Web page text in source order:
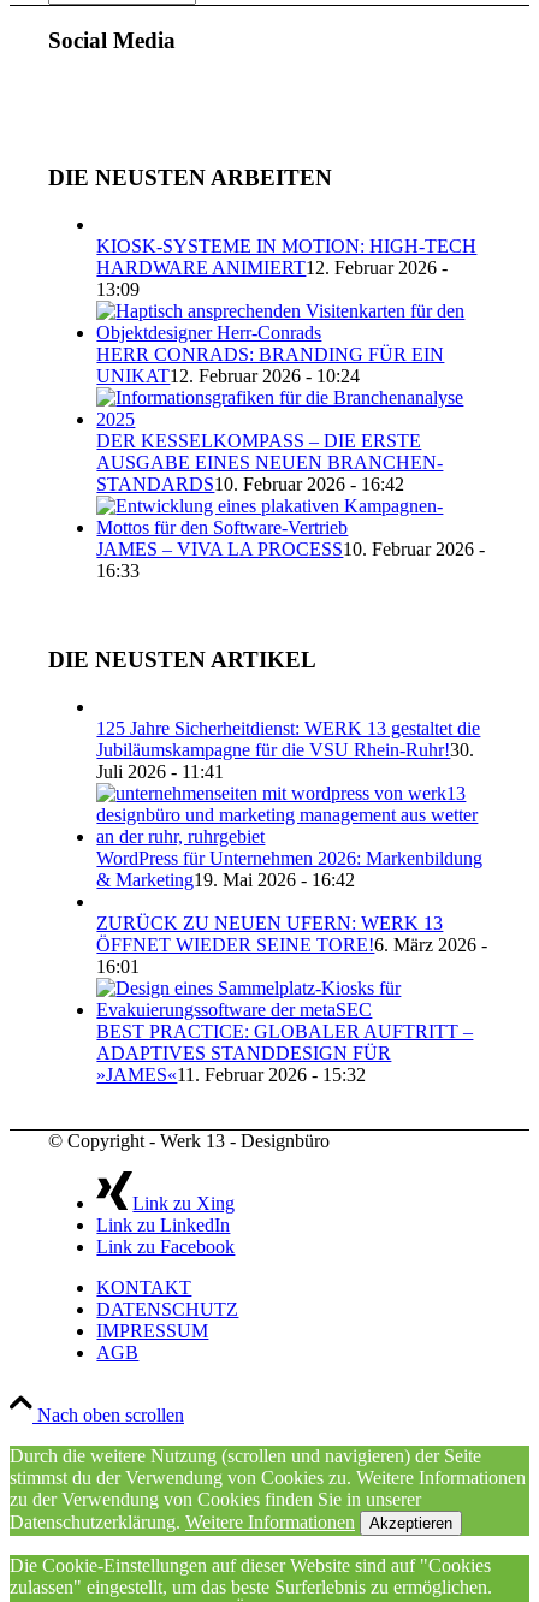
UNSEREM
ARCHIV
Social Media
DIE NEUSTEN ARBEITEN
KIOSK-SYSTEME IN MOTION: HIGH-TECH
HARDWARE ANIMIERT12. Februar 2026 -
13:09
HERR CONRADS: BRANDING FÜR EIN
UNIKAT12. Februar 2026 - 10:24
DER KESSELKOMPASS – DIE ERSTE
AUSGABE EINES NEUEN BRANCHEN-
STANDARDS10. Februar 2026 - 16:42
JAMES – VIVA LA PROCESS10. Februar 2026 -
16:33
DIE NEUSTEN ARTIKEL
125 Jahre Sicherheitdienst: WERK 13 gestaltet die
Jubiläumskampagne für die VSU Rhein-Ruhr!30.
Juli 2026 - 11:41
WordPress für Unternehmen 2026: Markenbildung
& Marketing19. Mai 2026 - 16:42
ZURÜCK ZU NEUEN UFERN: WERK 13
ÖFFNET WIEDER SEINE TORE!6. März 2026 -
16:01
BEST PRACTICE: GLOBALER AUFTRITT –
ADAPTIVES STANDDESIGN FÜR
»JAMES«11. Februar 2026 - 15:32
© Copyright - Werk 13 - Designbüro
Link zu Xing
Link zu LinkedIn
Link zu Facebook
KONTAKT
DATENSCHUTZ
IMPRESSUM
AGB
Nach oben scrollen
Durch die weitere Nutzung (scrollen und navigieren) der Seite
stimmst du der Verwendung von Cookies zu. Weitere Informationen
zu der Verwendung von Cookies finden Sie in unserer
Datenschutzerklärung. Weitere Informationen Akzeptieren
Die Cookie-Einstellungen auf dieser Website sind auf "Cookies
zulassen" eingestellt, um das beste Surferlebnis zu ermöglichen.